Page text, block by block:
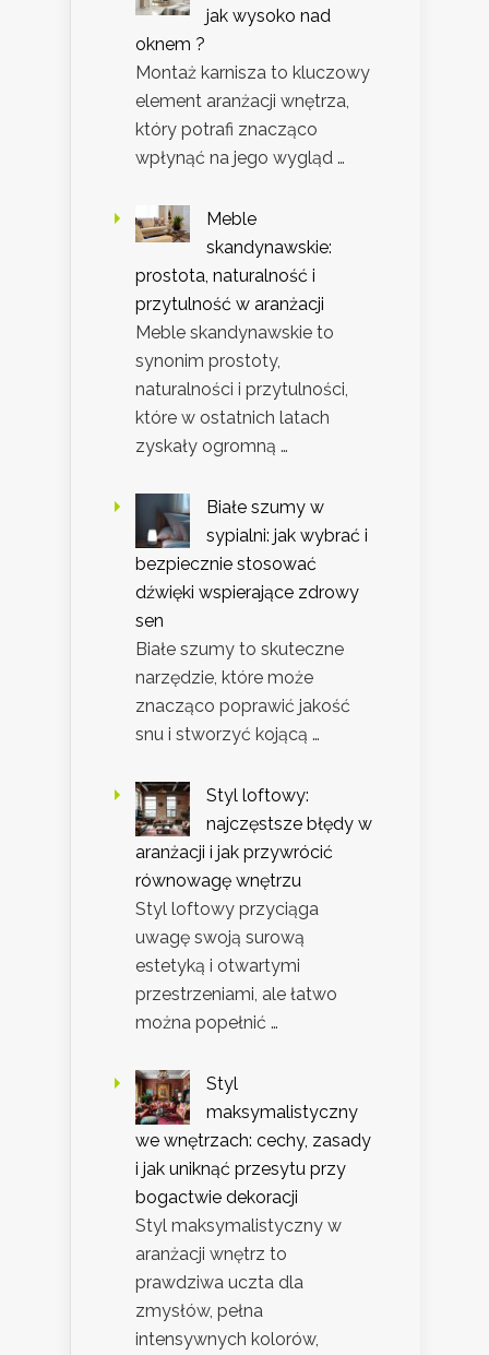
jak wysoko nad
oknem ?
Montaż karnisza to kluczowy
element aranżacji wnętrza,
który potrafi znacząco
wpłynąć na jego wygląd …
Meble
skandynawskie:
prostota, naturalność i
przytulność w aranżacji
Meble skandynawskie to
synonim prostoty,
naturalności i przytulności,
które w ostatnich latach
zyskały ogromną …
Białe szumy w
sypialni: jak wybrać i
bezpiecznie stosować
dźwięki wspierające zdrowy
sen
Białe szumy to skuteczne
narzędzie, które może
znacząco poprawić jakość
snu i stworzyć kojącą …
Styl loftowy:
najczęstsze błędy w
aranżacji i jak przywrócić
równowagę wnętrzu
Styl loftowy przyciąga
uwagę swoją surową
estetyką i otwartymi
przestrzeniami, ale łatwo
można popełnić …
Styl
maksymalistyczny
we wnętrzach: cechy, zasady
i jak uniknąć przesytu przy
bogactwie dekoracji
Styl maksymalistyczny w
aranżacji wnętrz to
prawdziwa uczta dla
zmysłów, pełna
intensywnych kolorów,